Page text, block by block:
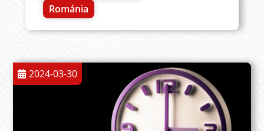
Románia
2024-03-30